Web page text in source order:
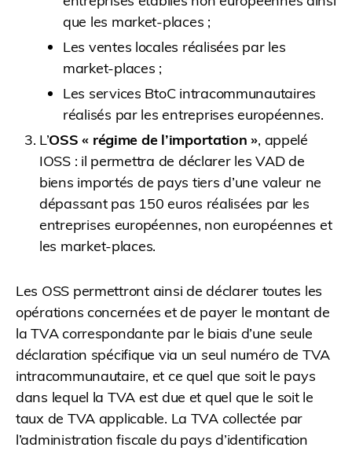
que les market-places ;
Les ventes locales réalisées par les
market-places ;
Les services BtoC intracommunautaires
réalisés par les entreprises européennes.
L’OSS « régime de l’importation », appelé
IOSS : il permettra de déclarer les VAD de
biens importés de pays tiers d’une valeur ne
dépassant pas 150 euros réalisées par les
entreprises européennes, non européennes et
les market-places.
Les OSS permettront ainsi de déclarer toutes les
opérations concernées et de payer le montant de
la TVA correspondante par le biais d’une seule
déclaration spécifique via un seul numéro de TVA
intracommunautaire, et ce quel que soit le pays
dans lequel la TVA est due et quel que le soit le
taux de TVA applicable. La TVA collectée par
l’administration fiscale du pays d’identification